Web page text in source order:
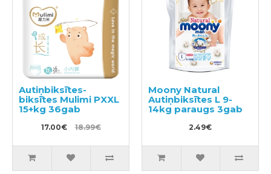
Autiņbiksītes-
biksītes Mulimi PXXL
15+kg 36gab
17.00€ 18.99€
Moony Natural
Autiņbiksītes L 9-
14kg paraugs 3gab
2.49€